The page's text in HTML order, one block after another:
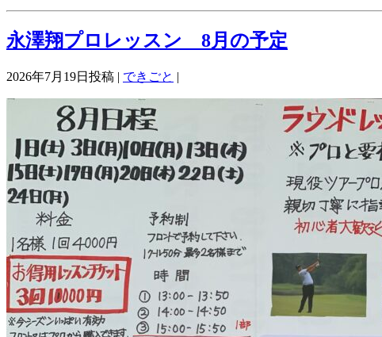
永澤翔プロレッスン 8月の予定
2026年7月19日投稿 | できごと |